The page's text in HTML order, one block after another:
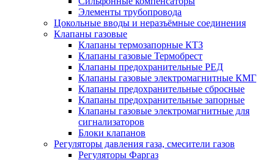
Элементы трубопровода
Цокольные вводы и неразъёмные соединения
Клапаны газовые
Клапаны термозапорные КТЗ
Клапаны газовые Термобрест
Клапаны предохранительные РЕД
Клапаны газовые электромагнитные КМГ
Клапаны предохранительные сбросные
Клапаны предохранительные запорные
Клапаны газовые электромагнитные для
сигнализаторов
Блоки клапанов
Регуляторы давления газа, смесители газов
Регуляторы Фаргаз